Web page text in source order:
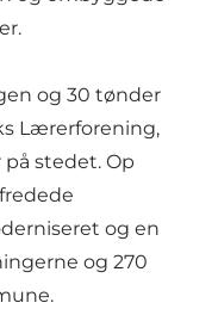
og 30 tønder
Lærerforening,
stedet. Op
og en
og 270